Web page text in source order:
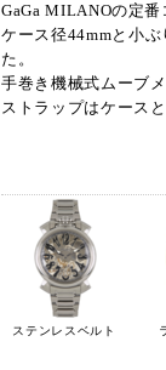
GaGa MILANOの定
ケース径44mmと小
た。
手巻き機械式ムーブ
ストラップはケース
ステンレスベルト